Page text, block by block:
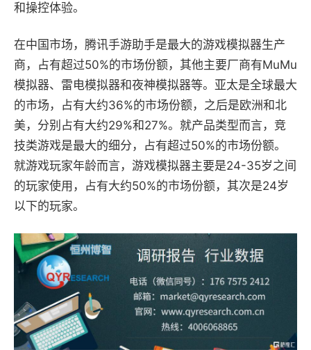
和操控体验。
在中国市场，腾讯手游助手是最大的游戏模拟器生产
商，占有超过50%的市场份额，其他主要厂商有MuMu
模拟器、雷电模拟器和夜神模拟器等。亚太是全球最大
的市场，占有大约36%的市场份额，之后是欧洲和北
美，分别占有大约29%和27%。就产品类型而言，竞
技类游戏是最大的细分，占有超过50%的市场份额。
就游戏玩家年龄而言，游戏模拟器主要是24-35岁之间
的玩家使用，占有大约50%的市场份额，其次是24岁
以下的玩家。